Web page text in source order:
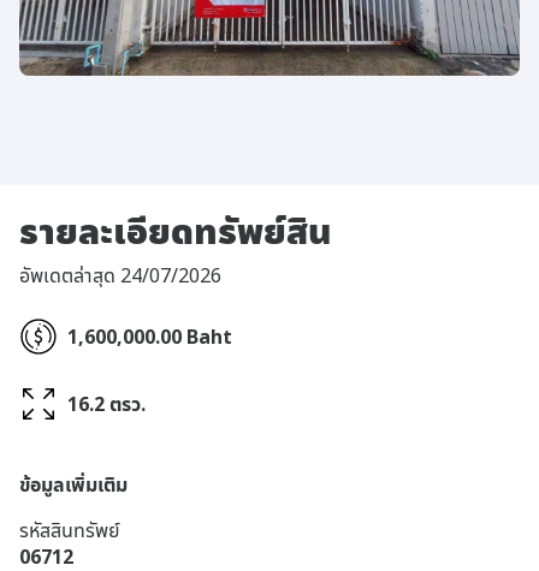
รายละเอียดทรัพย์สิน
อัพเดตล่าสุด 24/07/2026
1,600,000.00 Baht
16.2 ตรว.
ข้อมูลเพิ่มเติม
รหัสสินทรัพย์
06712